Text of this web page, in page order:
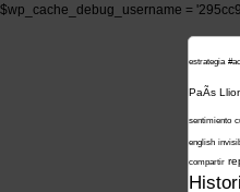
$wp_cache_debug_username =
estrategia
PaÃ­s
sentimiento
english
compartir